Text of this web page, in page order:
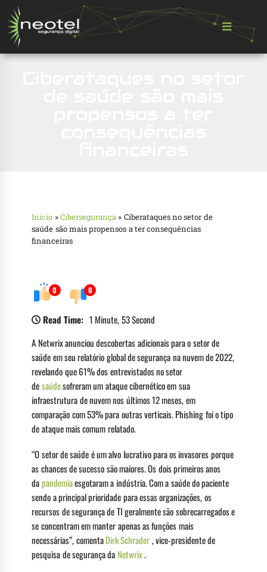
Início »Cibersegurança » Ciberataques no setor de
saúde são mais propensos a ter consequências
financeiras
0 0
Read Time: 1 Minute, 53 Second
A Netwrix anunciou descobertas adicionais para o setor de
saúde em seu relatório global de segurança na nuvem de 2022,
revelando que 61% dos entrevistados no setor
desaúdesofreram um ataque cibernético em sua
infraestrutura de nuvem nos últimos 12 meses, em
comparação com 53% para outras verticais. Phishing foi o tipo
de ataque mais comum relatado.
“O setor de saúde é um alvo lucrativo para os invasores porque
as chances de sucesso são maiores. Os dois primeiros anos
dapandemiaesgotaram a indústria. Com a saúde do paciente
sendo a principal prioridade para essas organizações, os
recursos de segurança de TI geralmente são sobrecarregados e
se concentram em manter apenas as funções mais
necessárias”, comentaDirk Schrader, vice-presidente de
pesquisa de segurança da Netwrix.